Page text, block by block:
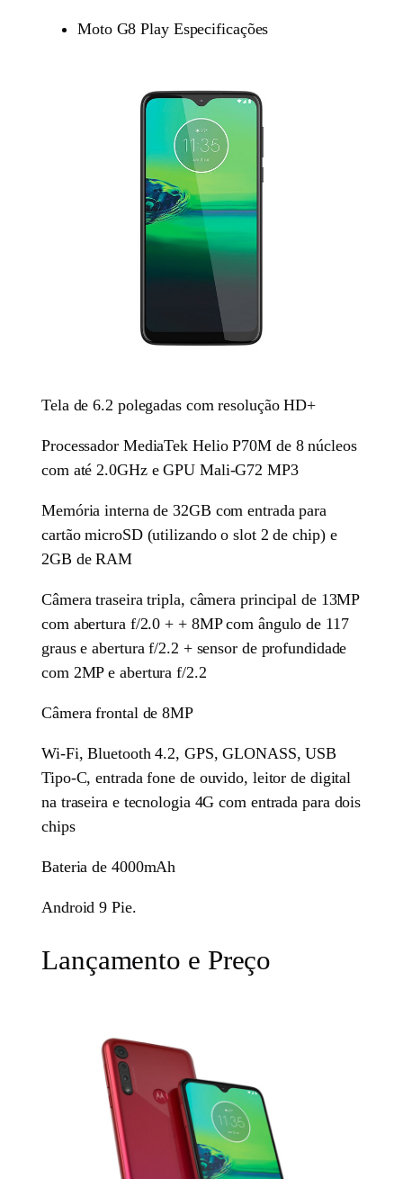
Moto G8 Play Especificações
Tela de 6.2 polegadas com resolução HD+
Processador MediaTek Helio P70M de 8 núcleos
com até 2.0GHz e GPU Mali-G72 MP3
Memória interna de 32GB com entrada para
cartão microSD (utilizando o slot 2 de chip) e
2GB de RAM
Câmera traseira tripla, câmera principal de 13MP
com abertura f/2.0 + + 8MP com ângulo de 117
graus e abertura f/2.2 + sensor de profundidade
com 2MP e abertura f/2.2
Câmera frontal de 8MP
Wi-Fi, Bluetooth 4.2, GPS, GLONASS, USB
Tipo-C, entrada fone de ouvido, leitor de digital
na traseira e tecnologia 4G com entrada para dois
chips
Bateria de 4000mAh
Android 9 Pie.
Lançamento e Preço